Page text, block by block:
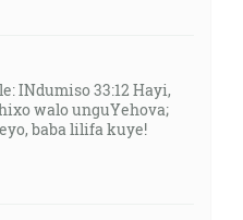
INdumiso 33:12 Hayi,
walo unguYehova;
baba lilifa kuye!